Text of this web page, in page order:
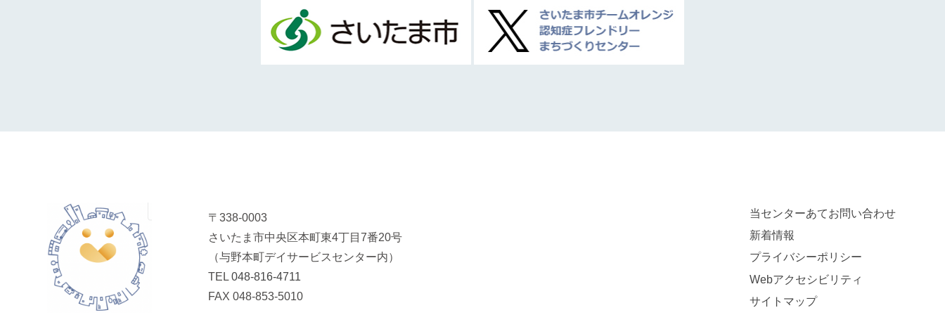
〒338-0003
さいたま市中央区本町東4丁目7番20号
（与野本町デイサービスセンター内）
TEL048-816-4711
FAX 048-853-5010
当センターあてお問い合わせ
新着情報
プライバシーポリシー
Webアクセシビリティ
サイトマップ